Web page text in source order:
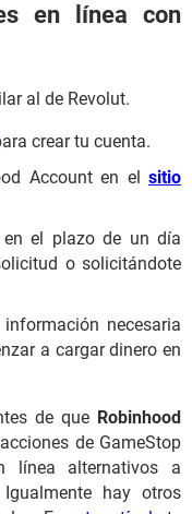
en línea con
al de Revolut.
crear tu cuenta.
Account en elsitio
en el plazo de un día
o solicitándote
necesaria
a cargar dinero en
de que Robinhood
de GameStop
línea alternativos a
hay otros